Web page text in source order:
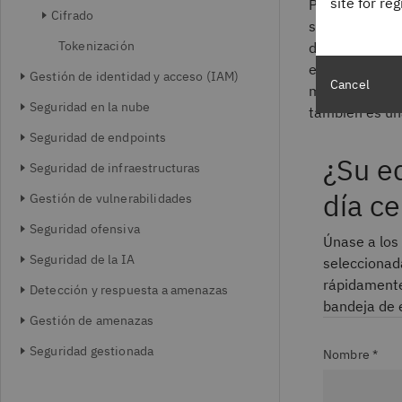
Cifrado
Tokenización
Gestión de identidad y acceso (IAM)
Seguridad en la nube
Seguridad de endpoints
Seguridad de infraestructuras
Gestión de vulnerabilidades
Seguridad ofensiva
Seguridad de la IA
Detección y respuesta a amenazas
Gestión de amenazas
Seguridad gestionada
Por ejemplo,
sitio web no
de los
empresa
memorias
también es
¿Su
día
Únase a
bandeja de
Nombre *
Cancel